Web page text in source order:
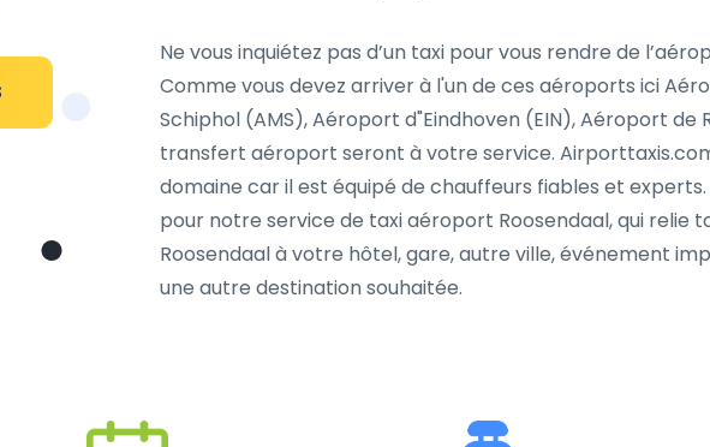
Ne vous inquiétez pas d’un taxi pour vous rendre de
Comme vous devez arriver à l'un de ces aéroports ici
Schiphol (AMS), Aéroport d"Eindhoven (EIN), Aéroport
transfert aéroport seront à votre service.
domaine car il est équipé de chauffeurs fiables et
pour notre service de taxi aéroport Roosendaal, qui relie
Roosendaal à votre hôtel, gare, autre ville, événement
une autre destination souhaitée.